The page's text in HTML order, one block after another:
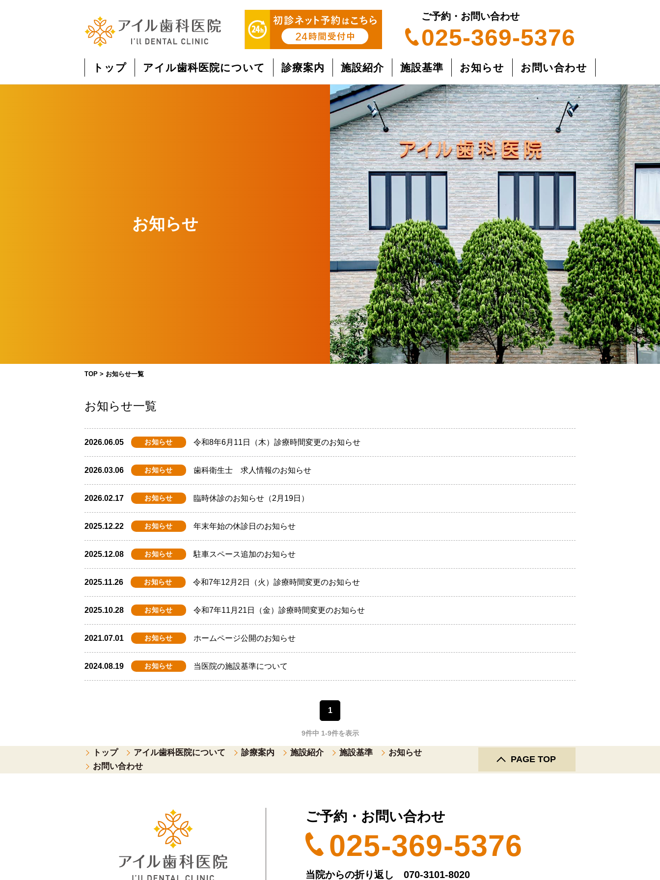
ご予約・お問い合わせ
025-369-5376
トップ アイル歯科医院について 診療案内 施設紹介 施設基準 お知らせ お問い合わせ
お知らせ
TOP > お知らせ一覧
お知らせ一覧
2026.06.05 お知らせ 令和8年6月11日（木）診療時間変更のお知らせ
2026.03.06 お知らせ 歯科衛生士 求人情報のお知らせ
2026.02.17 お知らせ 臨時休診のお知らせ（2月19日）
2025.12.22 お知らせ 年末年始の休診日のお知らせ
2025.12.08 お知らせ 駐車スペース追加のお知らせ
2025.11.26 お知らせ 令和7年12月2日（火）診療時間変更のお知らせ
2025.10.28 お知らせ 令和7年11月21日（金）診療時間変更のお知らせ
2021.07.01 お知らせ ホームページ公開のお知らせ
2024.08.19 お知らせ 当医院の施設基準について
1
9件中 1-9件を表示
トップ アイル歯科医院について 診療案内 施設紹介 施設基準
お知らせ
お問い合わせ
PAGE TOP
ご予約・お問い合わせ
025-369-5376
当院からの折り返し 070-3101-8020